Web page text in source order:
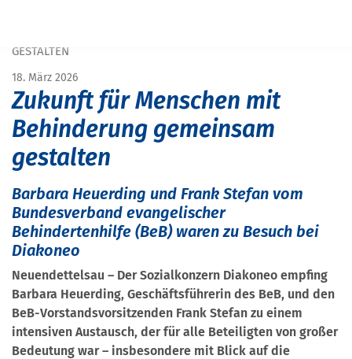
GESTALTEN
18. März 2026
Zukunft für Menschen mit
Behinderung gemeinsam
gestalten
Barbara Heuerding und Frank Stefan vom
Bundesverband evangelischer
Behindertenhilfe (BeB) waren zu Besuch bei
Diakoneo
Neuendettelsau – Der Sozialkonzern Diakoneo empfing
Barbara Heuerding, Geschäftsführerin des BeB, und den
BeB-Vorstandsvorsitzenden Frank Stefan zu einem
intensiven Austausch, der für alle Beteiligten von großer
Bedeutung war – insbesondere mit Blick auf die